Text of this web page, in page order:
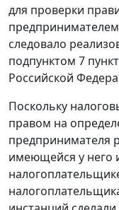
для проверки
предпринимателем
следовало
подпунктом 7
Российской
Поскольку
правом на
предпринимателя
имеющейся у